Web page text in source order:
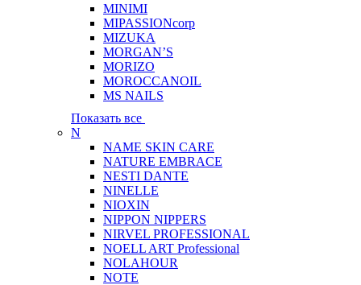
MINIMI
MIPASSIONcorp
MIZUKA
MORGAN’S
MORIZO
MOROCCANOIL
MS NAILS
Показать все
N
NAME SKIN CARE
NATURE EMBRACE
NESTI DANTE
NINELLE
NIOXIN
NIPPON NIPPERS
NIRVEL PROFESSIONAL
NOELL ART Professional
NOLAHOUR
NOTE